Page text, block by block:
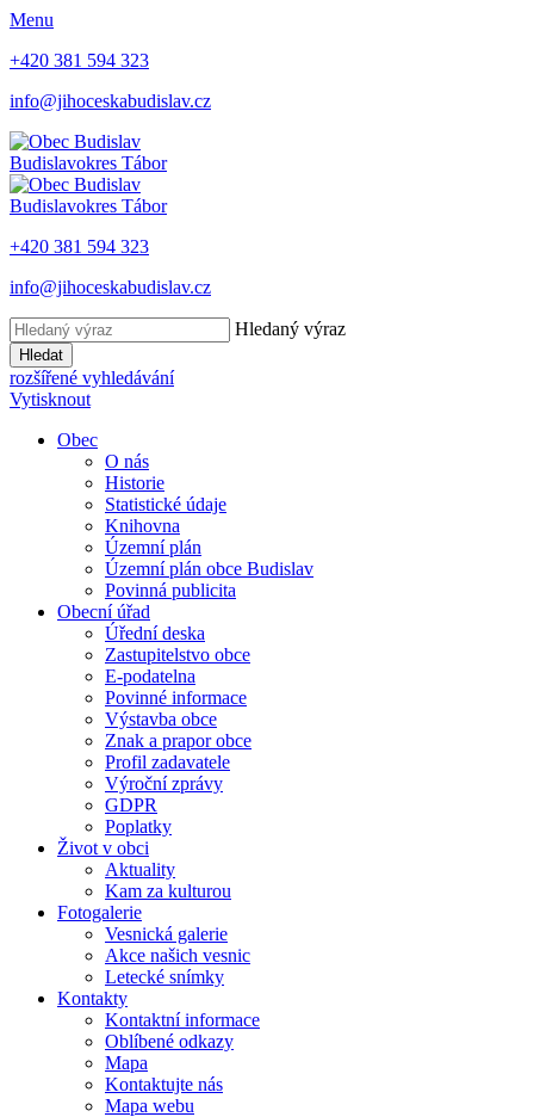
Menu
+420 381 594 323
info@jihoceskabudislav.cz
Budislavokres Tábor
Budislavokres Tábor
+420 381 594 323
info@jihoceskabudislav.cz
Hledaný výraz
Hledat
rozšířené vyhledávání
Vytisknout
Obec
O nás
Historie
Statistické údaje
Knihovna
Územní plán
Územní plán obce Budislav
Povinná publicita
Obecní úřad
Úřední deska
Zastupitelstvo obce
E-podatelna
Povinné informace
Výstavba obce
Znak a prapor obce
Profil zadavatele
Výroční zprávy
GDPR
Poplatky
Život v obci
Aktuality
Kam za kulturou
Fotogalerie
Vesnická galerie
Akce našich vesnic
Letecké snímky
Kontakty
Kontaktní informace
Oblíbené odkazy
Mapa
Kontaktujte nás
Mapa webu